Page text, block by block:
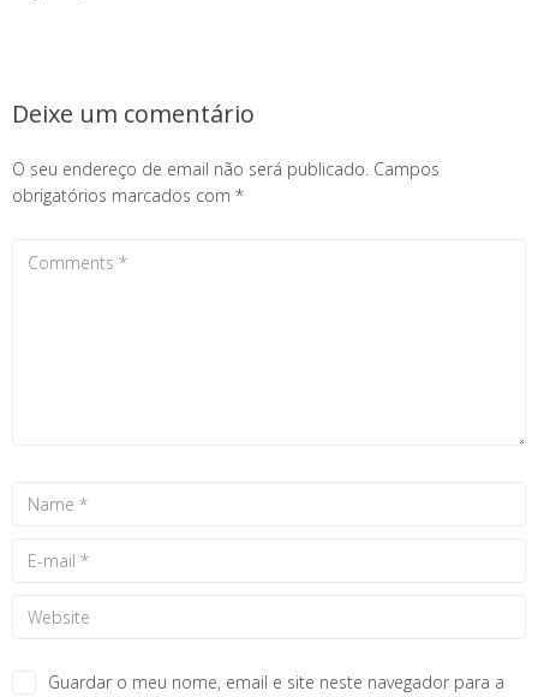
Deixe um comentário
O seu endereço de email não será publicado. Campos
obrigatórios marcados com *
Guardar o meu nome, email e site neste navegador para a